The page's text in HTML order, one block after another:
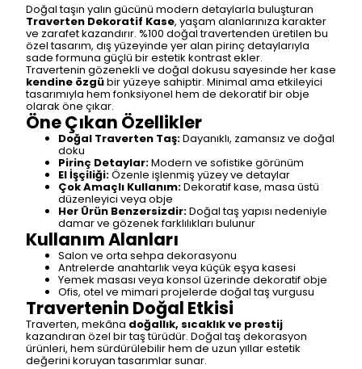
Doğal taşın yalın gücünü modern detaylarla buluşturan
Traverten Dekoratif Kase, yaşam alanlarınıza karakter
ve zarafet kazandırır. %100 doğal travertenden üretilen bu
özel tasarım, dış yüzeyinde yer alan pirinç detaylarıyla
sade formuna güçlü bir estetik kontrast ekler.
Travertenin gözenekli ve doğal dokusu sayesinde her kase
kendine özgübir yüzeye sahiptir. Minimal ama etkileyici
tasarımıyla hem fonksiyonel hem de dekoratif bir obje
olarak öne çıkar.
Öne Çıkan Özellikler
Doğal Traverten Taş:Dayanıklı, zamansız ve doğal
doku
Pirinç Detaylar:Modern ve sofistike görünüm
El İşçiliği:Özenle işlenmiş yüzey ve detaylar
Çok Amaçlı Kullanım:Dekoratif kase, masa üstü
düzenleyici veya obje
Her Ürün Benzersizdir:Doğal taş yapısı nedeniyle
damar ve gözenek farklılıkları bulunur
Kullanım Alanları
Salon ve orta sehpa dekorasyonu
Antrelerde anahtarlık veya küçük eşya kasesi
Yemek masası veya konsol üzerinde dekoratif obje
Ofis, otel ve mimari projelerde doğal taş vurgusu
Travertenin Doğal Etkisi
Traverten, mekâna doğallık, sıcaklık ve prestij
kazandıran özel bir taş türüdür. Doğal taş dekorasyon
ürünleri, hem sürdürülebilir hem de uzun yıllar estetik
değerini koruyan tasarımlar sunar.